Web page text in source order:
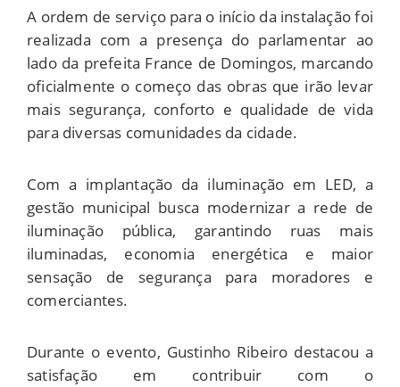
A ordem de serviço para o início da instalação foi
realizada com a presença do parlamentar ao
lado da prefeita France de Domingos, marcando
oficialmente o começo das obras que irão levar
mais segurança, conforto e qualidade de vida
para diversas comunidades da cidade.
Com a implantação da iluminação em LED, a
gestão municipal busca modernizar a rede de
iluminação pública, garantindo ruas mais
iluminadas, economia energética e maior
sensação de segurança para moradores e
comerciantes.
Durante o evento, Gustinho Ribeiro destacou a
satisfação em contribuir com o